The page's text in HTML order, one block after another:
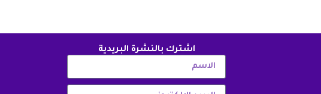
اشترك بالنشرة البريدية